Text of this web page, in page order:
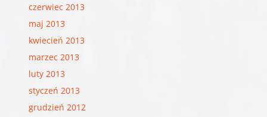
czerwiec 2013
maj 2013
kwiecień 2013
marzec 2013
luty 2013
styczeń 2013
grudzień 2012